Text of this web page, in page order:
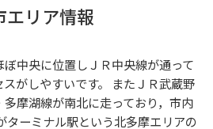
エリア情報
中央に位置しＪＲ中央線が通って
がしやすいです。 またＪＲ武蔵野
摩湖線が南北に走っており，市内
ターミナル駅という北多摩エリアの